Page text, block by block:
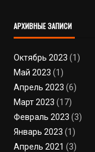
АРХИВНЫЕ ЗАПИСИ
Октябрь 2023 (1)
Май 2023 (1)
Апрель 2023 (6)
Март 2023 (17)
Февраль 2023 (3)
Январь 2023 (1)
Апрель 2021 (3)